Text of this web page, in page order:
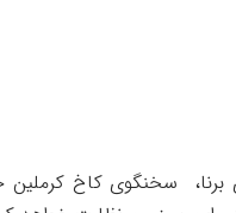
برنا، سخنگوی کاخ